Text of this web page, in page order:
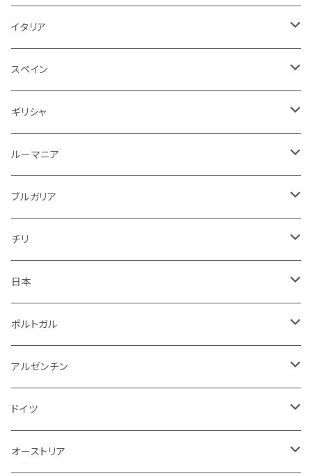
白ワイン
泡
白ワイン
アルゼンチン
赤
スペイン
スパークリング
白
ドイツ
ロゼ
白
ルーマニア
赤
ブルガリア
赤
ニュージーランド
白
赤
赤
赤
白
スペイン
赤
アメリカ
赤
オーストリア
白
赤
赤
白
赤
イタリア
スパークリング
白
赤
ロゼ
スペイン
スパークリング
白
赤
ギリシャ
白
ルーマニア
赤
ブルガリア
赤
チリ
スパークリング
白
赤
日本
スパークリング
白
赤
ポルトガル
白
赤
アルゼンチン
赤
ドイツ
ロゼ
オーストリア